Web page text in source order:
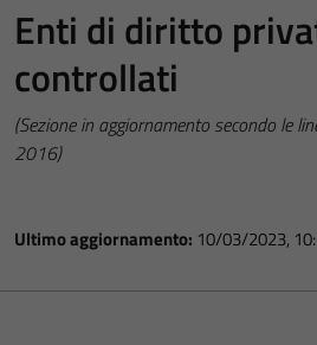
Enti di diritto
controllati
(Sezione in aggiornamento secondo le
2016)
Ultimo aggiornamento: 10/03/2023,